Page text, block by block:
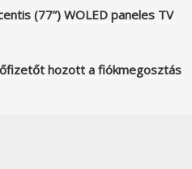
(77”) WOLED paneles TV
hozott a fiókmegosztás